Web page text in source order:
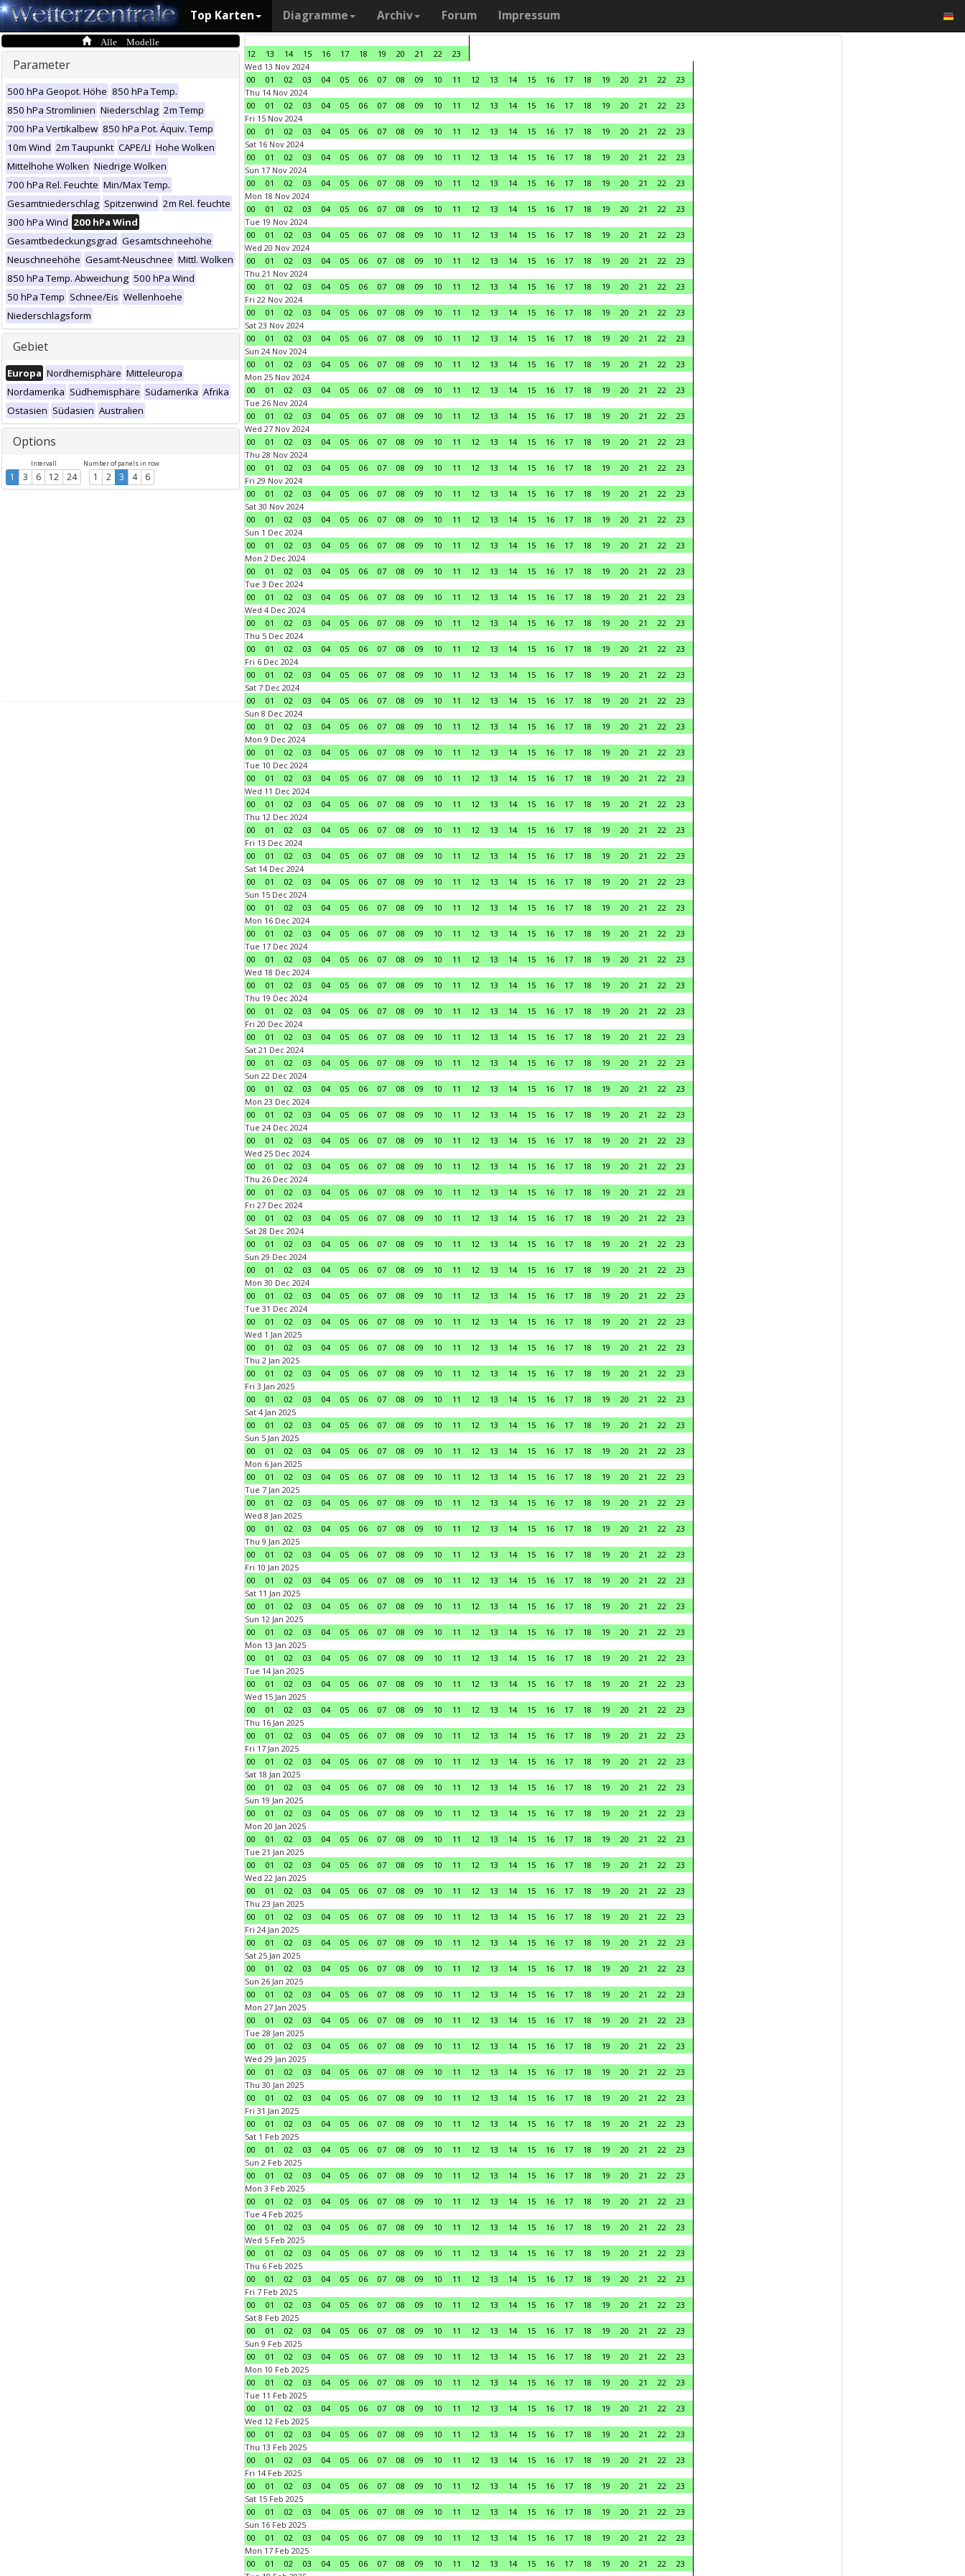
Top Karten Diagramme Archiv Forum Impressum
Alle Modelle
Parameter
500 hPa Geopot. Höhe 850 hPa Temp.
850 hPa Stromlinien Niederschlag 2m Temp
700 hPa Vertikalbew 850 hPa Pot. Äquiv. Temp
10m Wind 2m Taupunkt CAPE/LI Hohe Wolken
Mittelhohe Wolken Niedrige Wolken
700 hPa Rel. Feuchte Min/Max Temp.
Gesamtniederschlag Spitzenwind 2m Rel. feuchte
300 hPa Wind 200 hPa Wind
Gesamtbedeckungsgrad Gesamtschneehöhe
Neuschneehöhe Gesamt-Neuschnee Mittl. Wolken
850 hPa Temp. Abweichung 500 hPa Wind
50 hPa Temp Schnee/Eis Wellenhoehe
Niederschlagsform
Gebiet
Europa Nordhemisphäre Mitteleuropa
Nordamerika Südhemisphäre Südamerika Afrika
Ostasien Südasien Australien
Options
Intervall
1 3 6 12 24
Number of panels in row
1 2 3 4 6
12 13 14 15 16 17 18 19 20 21 22
23
Wed 13 Nov 2024
00
01 02 03 04 05 06 07 08 09 10 11 12 13 14 15 16 17 18 19 20 21 22
23
Thu 14 Nov 2024
00
01 02 03 04 05 06 07 08 09 10 11 12 13 14 15 16 17 18 19 20 21 22
23
Fri 15 Nov 2024
00
01 02 03 04 05 06 07 08 09 10 11 12 13 14 15 16 17 18 19 20 21 22
23
Sat 16 Nov 2024
00
01 02 03 04 05 06 07 08 09 10 11 12 13 14 15 16 17 18 19 20 21 22
23
Sun 17 Nov 2024
00
01 02 03 04 05 06 07 08 09 10 11 12 13 14 15 16 17 18 19 20 21 22
23
Mon 18 Nov 2024
00
01 02 03 04 05 06 07 08 09 10 11 12 13 14 15 16 17 18 19 20 21 22
23
Tue 19 Nov 2024
00
01 02 03 04 05 06 07 08 09 10 11 12 13 14 15 16 17 18 19 20 21 22
23
Wed 20 Nov 2024
00
01 02 03 04 05 06 07 08 09 10 11 12 13 14 15 16 17 18 19 20 21 22
23
Thu 21 Nov 2024
00
01 02 03 04 05 06 07 08 09 10 11 12 13 14 15 16 17 18 19 20 21 22
23
Fri 22 Nov 2024
00
01 02 03 04 05 06 07 08 09 10 11 12 13 14 15 16 17 18 19 20 21 22
23
Sat 23 Nov 2024
00
01 02 03 04 05 06 07 08 09 10 11 12 13 14 15 16 17 18 19 20 21 22
23
Sun 24 Nov 2024
00
01 02 03 04 05 06 07 08 09 10 11 12 13 14 15 16 17 18 19 20 21 22
23
Mon 25 Nov 2024
00
01 02 03 04 05 06 07 08 09 10 11 12 13 14 15 16 17 18 19 20 21 22
23
Tue 26 Nov 2024
00
01 02 03 04 05 06 07 08 09 10 11 12 13 14 15 16 17 18 19 20 21 22
23
Wed 27 Nov 2024
00
01 02 03 04 05 06 07 08 09 10 11 12 13 14 15 16 17 18 19 20 21 22
23
Thu 28 Nov 2024
00
01 02 03 04 05 06 07 08 09 10 11 12 13 14 15 16 17 18 19 20 21 22
23
Fri 29 Nov 2024
00
01 02 03 04 05 06 07 08 09 10 11 12 13 14 15 16 17 18 19 20 21 22
23
Sat 30 Nov 2024
00
01 02 03 04 05 06 07 08 09 10 11 12 13 14 15 16 17 18 19 20 21 22
23
Sun 1 Dec 2024
00
01 02 03 04 05 06 07 08 09 10 11 12 13 14 15 16 17 18 19 20 21 22
23
Mon 2 Dec 2024
00
01 02 03 04 05 06 07 08 09 10 11 12 13 14 15 16 17 18 19 20 21 22
23
Tue 3 Dec 2024
00
01 02 03 04 05 06 07 08 09 10 11 12 13 14 15 16 17 18 19 20 21 22
23
Wed 4 Dec 2024
00
01 02 03 04 05 06 07 08 09 10 11 12 13 14 15 16 17 18 19 20 21 22
23
Thu 5 Dec 2024
00
01 02 03 04 05 06 07 08 09 10 11 12 13 14 15 16 17 18 19 20 21 22
23
Fri 6 Dec 2024
00
01 02 03 04 05 06 07 08 09 10 11 12 13 14 15 16 17 18 19 20 21 22
23
Sat 7 Dec 2024
00
01 02 03 04 05 06 07 08 09 10 11 12 13 14 15 16 17 18 19 20 21 22
23
Sun 8 Dec 2024
00
01 02 03 04 05 06 07 08 09 10 11 12 13 14 15 16 17 18 19 20 21 22
23
Mon 9 Dec 2024
00
01 02 03 04 05 06 07 08 09 10 11 12 13 14 15 16 17 18 19 20 21 22
23
Tue 10 Dec 2024
00
01 02 03 04 05 06 07 08 09 10 11 12 13 14 15 16 17 18 19 20 21 22
23
Wed 11 Dec 2024
00
01 02 03 04 05 06 07 08 09 10 11 12 13 14 15 16 17 18 19 20 21 22
23
Thu 12 Dec 2024
00
01 02 03 04 05 06 07 08 09 10 11 12 13 14 15 16 17 18 19 20 21 22
23
Fri 13 Dec 2024
00
01 02 03 04 05 06 07 08 09 10 11 12 13 14 15 16 17 18 19 20 21 22
23
Sat 14 Dec 2024
00
01 02 03 04 05 06 07 08 09 10 11 12 13 14 15 16 17 18 19 20 21 22
23
Sun 15 Dec 2024
00
01 02 03 04 05 06 07 08 09 10 11 12 13 14 15 16 17 18 19 20 21 22
23
Mon 16 Dec 2024
00
01 02 03 04 05 06 07 08 09 10 11 12 13 14 15 16 17 18 19 20 21 22
23
Tue 17 Dec 2024
00
01 02 03 04 05 06 07 08 09 10 11 12 13 14 15 16 17 18 19 20 21 22
23
Wed 18 Dec 2024
00
01 02 03 04 05 06 07 08 09 10 11 12 13 14 15 16 17 18 19 20 21 22
23
Thu 19 Dec 2024
00
01 02 03 04 05 06 07 08 09 10 11 12 13 14 15 16 17 18 19 20 21 22
23
Fri 20 Dec 2024
00
01 02 03 04 05 06 07 08 09 10 11 12 13 14 15 16 17 18 19 20 21 22
23
Sat 21 Dec 2024
00
01 02 03 04 05 06 07 08 09 10 11 12 13 14 15 16 17 18 19 20 21 22
23
Sun 22 Dec 2024
00
01 02 03 04 05 06 07 08 09 10 11 12 13 14 15 16 17 18 19 20 21 22
23
Mon 23 Dec 2024
00
01 02 03 04 05 06 07 08 09 10 11 12 13 14 15 16 17 18 19 20 21 22
23
Tue 24 Dec 2024
00
01 02 03 04 05 06 07 08 09 10 11 12 13 14 15 16 17 18 19 20 21 22
23
Wed 25 Dec 2024
00
01 02 03 04 05 06 07 08 09 10 11 12 13 14 15 16 17 18 19 20 21 22
23
Thu 26 Dec 2024
00
01 02 03 04 05 06 07 08 09 10 11 12 13 14 15 16 17 18 19 20 21 22
23
Fri 27 Dec 2024
00
01 02 03 04 05 06 07 08 09 10 11 12 13 14 15 16 17 18 19 20 21 22
23
Sat 28 Dec 2024
00
01 02 03 04 05 06 07 08 09 10 11 12 13 14 15 16 17 18 19 20 21 22
23
Sun 29 Dec 2024
00
01 02 03 04 05 06 07 08 09 10 11 12 13 14 15 16 17 18 19 20 21 22
23
Mon 30 Dec 2024
00
01 02 03 04 05 06 07 08 09 10 11 12 13 14 15 16 17 18 19 20 21 22
23
Tue 31 Dec 2024
00
01 02 03 04 05 06 07 08 09 10 11 12 13 14 15 16 17 18 19 20 21 22
23
Wed 1 Jan 2025
00
01 02 03 04 05 06 07 08 09 10 11 12 13 14 15 16 17 18 19 20 21 22
23
Thu 2 Jan 2025
00
01 02 03 04 05 06 07 08 09 10 11 12 13 14 15 16 17 18 19 20 21 22
23
Fri 3 Jan 2025
00
01 02 03 04 05 06 07 08 09 10 11 12 13 14 15 16 17 18 19 20 21 22
23
Sat 4 Jan 2025
00
01 02 03 04 05 06 07 08 09 10 11 12 13 14 15 16 17 18 19 20 21 22
23
Sun 5 Jan 2025
00
01 02 03 04 05 06 07 08 09 10 11 12 13 14 15 16 17 18 19 20 21 22
23
Mon 6 Jan 2025
00
01 02 03 04 05 06 07 08 09 10 11 12 13 14 15 16 17 18 19 20 21 22
23
Tue 7 Jan 2025
00
01 02 03 04 05 06 07 08 09 10 11 12 13 14 15 16 17 18 19 20 21 22
23
Wed 8 Jan 2025
00
01 02 03 04 05 06 07 08 09 10 11 12 13 14 15 16 17 18 19 20 21 22
23
Thu 9 Jan 2025
00
01 02 03 04 05 06 07 08 09 10 11 12 13 14 15 16 17 18 19 20 21 22
23
Fri 10 Jan 2025
00
01 02 03 04 05 06 07 08 09 10 11 12 13 14 15 16 17 18 19 20 21 22
23
Sat 11 Jan 2025
00
01 02 03 04 05 06 07 08 09 10 11 12 13 14 15 16 17 18 19 20 21 22
23
Sun 12 Jan 2025
00
01 02 03 04 05 06 07 08 09 10 11 12 13 14 15 16 17 18 19 20 21 22
23
Mon 13 Jan 2025
00
01 02 03 04 05 06 07 08 09 10 11 12 13 14 15 16 17 18 19 20 21 22
23
Tue 14 Jan 2025
00
01 02 03 04 05 06 07 08 09 10 11 12 13 14 15 16 17 18 19 20 21 22
23
Wed 15 Jan 2025
00
01 02 03 04 05 06 07 08 09 10 11 12 13 14 15 16 17 18 19 20 21 22
23
Thu 16 Jan 2025
00
01 02 03 04 05 06 07 08 09 10 11 12 13 14 15 16 17 18 19 20 21 22
23
Fri 17 Jan 2025
00
01 02 03 04 05 06 07 08 09 10 11 12 13 14 15 16 17 18 19 20 21 22
23
Sat 18 Jan 2025
00
01 02 03 04 05 06 07 08 09 10 11 12 13 14 15 16 17 18 19 20 21 22
23
Sun 19 Jan 2025
00
01 02 03 04 05 06 07 08 09 10 11 12 13 14 15 16 17 18 19 20 21 22
23
Mon 20 Jan 2025
00
01 02 03 04 05 06 07 08 09 10 11 12 13 14 15 16 17 18 19 20 21 22
23
Tue 21 Jan 2025
00
01 02 03 04 05 06 07 08 09 10 11 12 13 14 15 16 17 18 19 20 21 22
23
Wed 22 Jan 2025
00
01 02 03 04 05 06 07 08 09 10 11 12 13 14 15 16 17 18 19 20 21 22
23
Thu 23 Jan 2025
00
01 02 03 04 05 06 07 08 09 10 11 12 13 14 15 16 17 18 19 20 21 22
23
Fri 24 Jan 2025
00
01 02 03 04 05 06 07 08 09 10 11 12 13 14 15 16 17 18 19 20 21 22
23
Sat 25 Jan 2025
00
01 02 03 04 05 06 07 08 09 10 11 12 13 14 15 16 17 18 19 20 21 22
23
Sun 26 Jan 2025
00
01 02 03 04 05 06 07 08 09 10 11 12 13 14 15 16 17 18 19 20 21 22
23
Mon 27 Jan 2025
00
01 02 03 04 05 06 07 08 09 10 11 12 13 14 15 16 17 18 19 20 21 22
23
Tue 28 Jan 2025
00
01 02 03 04 05 06 07 08 09 10 11 12 13 14 15 16 17 18 19 20 21 22
23
Wed 29 Jan 2025
00
01 02 03 04 05 06 07 08 09 10 11 12 13 14 15 16 17 18 19 20 21 22
23
Thu 30 Jan 2025
00
01 02 03 04 05 06 07 08 09 10 11 12 13 14 15 16 17 18 19 20 21 22
23
Fri 31 Jan 2025
00
01 02 03 04 05 06 07 08 09 10 11 12 13 14 15 16 17 18 19 20 21 22
23
Sat 1 Feb 2025
00
01 02 03 04 05 06 07 08 09 10 11 12 13 14 15 16 17 18 19 20 21 22
23
Sun 2 Feb 2025
00
01 02 03 04 05 06 07 08 09 10 11 12 13 14 15 16 17 18 19 20 21 22
23
Mon 3 Feb 2025
00
01 02 03 04 05 06 07 08 09 10 11 12 13 14 15 16 17 18 19 20 21 22
23
Tue 4 Feb 2025
00
01 02 03 04 05 06 07 08 09 10 11 12 13 14 15 16 17 18 19 20 21 22
23
Wed 5 Feb 2025
00
01 02 03 04 05 06 07 08 09 10 11 12 13 14 15 16 17 18 19 20 21 22
23
Thu 6 Feb 2025
00
01 02 03 04 05 06 07 08 09 10 11 12 13 14 15 16 17 18 19 20 21 22
23
Fri 7 Feb 2025
00
01 02 03 04 05 06 07 08 09 10 11 12 13 14 15 16 17 18 19 20 21 22
23
Sat 8 Feb 2025
00
01 02 03 04 05 06 07 08 09 10 11 12 13 14 15 16 17 18 19 20 21 22
23
Sun 9 Feb 2025
00
01 02 03 04 05 06 07 08 09 10 11 12 13 14 15 16 17 18 19 20 21 22
23
Mon 10 Feb 2025
00
01 02 03 04 05 06 07 08 09 10 11 12 13 14 15 16 17 18 19 20 21 22
23
Tue 11 Feb 2025
00
01 02 03 04 05 06 07 08 09 10 11 12 13 14 15 16 17 18 19 20 21 22
23
Wed 12 Feb 2025
00
01 02 03 04 05 06 07 08 09 10 11 12 13 14 15 16 17 18 19 20 21 22
23
Thu 13 Feb 2025
00
01 02 03 04 05 06 07 08 09 10 11 12 13 14 15 16 17 18 19 20 21 22
23
Fri 14 Feb 2025
00
01 02 03 04 05 06 07 08 09 10 11 12 13 14 15 16 17 18 19 20 21 22
23
Sat 15 Feb 2025
00
01 02 03 04 05 06 07 08 09 10 11 12 13 14 15 16 17 18 19 20 21 22
23
Sun 16 Feb 2025
00
01 02 03 04 05 06 07 08 09 10 11 12 13 14 15 16 17 18 19 20 21 22
23
Mon 17 Feb 2025
00
01 02 03 04 05 06 07 08 09 10 11 12 13 14 15 16 17 18 19 20 21 22
23